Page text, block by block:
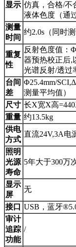
显示 仿真，合格/不
液体色度（通
测量
时间
约2.0s（同时测
重复
性
反射色度值：
器预热校正后,
光谱反射/透过
台间
差
Φ25.4mm/
测量平均值）
尺寸 长X宽X高
重量 约13.5kg
供电
方式
直流24V,3A电
照明
光源
寿命
5年大于300万
显示
屏
无
接口 USB，蓝牙
审计
追踪
功能
/